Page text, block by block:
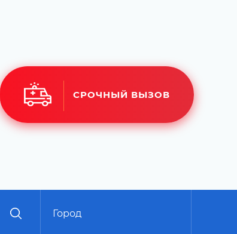
СРОЧНЫЙ ВЫЗОВ
Город